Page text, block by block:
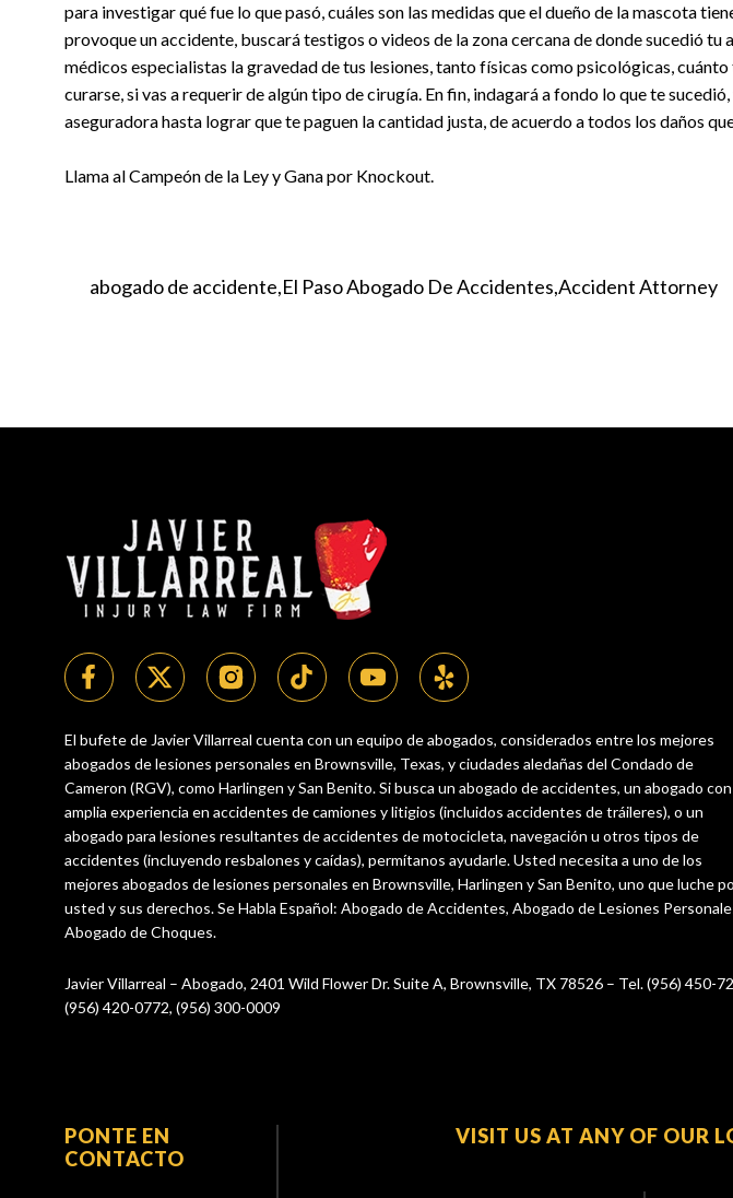
para investigar qué fue lo que pasó, cuáles son las medidas que el dueño de la mascota
provoque un accidente, buscará testigos o videos de la zona cercana de donde sucedió tu
médicos especialistas la gravedad de tus lesiones, tanto físicas como psicológicas,
curarse, si vas a requerir de algún tipo de cirugía. En fin, indagará a fondo lo que te
aseguradora hasta lograr que te paguen la cantidad justa, de acuerdo a todos los daños
Llama al Campeón de la Ley y Gana por Knockout.
abogado de accidente El Paso Abogado De Accidentes Accident Attorney
El bufete de Javier Villarreal cuenta con un equipo de abogados, considerados entre los mejores
abogados de lesiones personales en Brownsville, Texas, y ciudades aledañas del Condado de
Cameron (RGV), como Harlingen y San Benito. Si busca un abogado de accidentes, un abogado con
amplia experiencia en accidentes de camiones y litigios (incluidos accidentes de tráileres), o un
abogado para lesiones resultantes de accidentes de motocicleta, navegación u otros tipos de
accidentes (incluyendo resbalones y caídas), permítanos ayudarle. Usted necesita a uno de los
mejores abogados de lesiones personales en Brownsville, Harlingen y San Benito, uno que luche
usted y sus derechos. Se Habla Español: Abogado de Accidentes, Abogado de Lesiones
Abogado de Choques.
Javier Villarreal – Abogado, 2401 Wild Flower Dr. Suite A, Brownsville, TX 78526 – Tel. (956) 450-
(956) 420-0772, (956) 300-0009
PONTE EN
CONTACTO
VISIT US AT ANY OF OUR